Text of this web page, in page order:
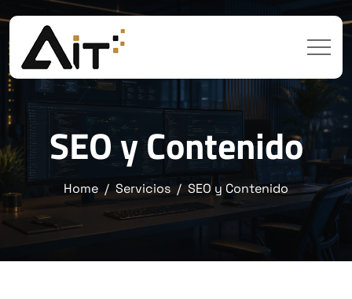
SEO y Contenido
Home Servicios SEO y Contenido